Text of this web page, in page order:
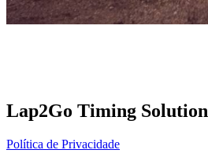
Lap2Go Timing Solution
Política de Privacidade